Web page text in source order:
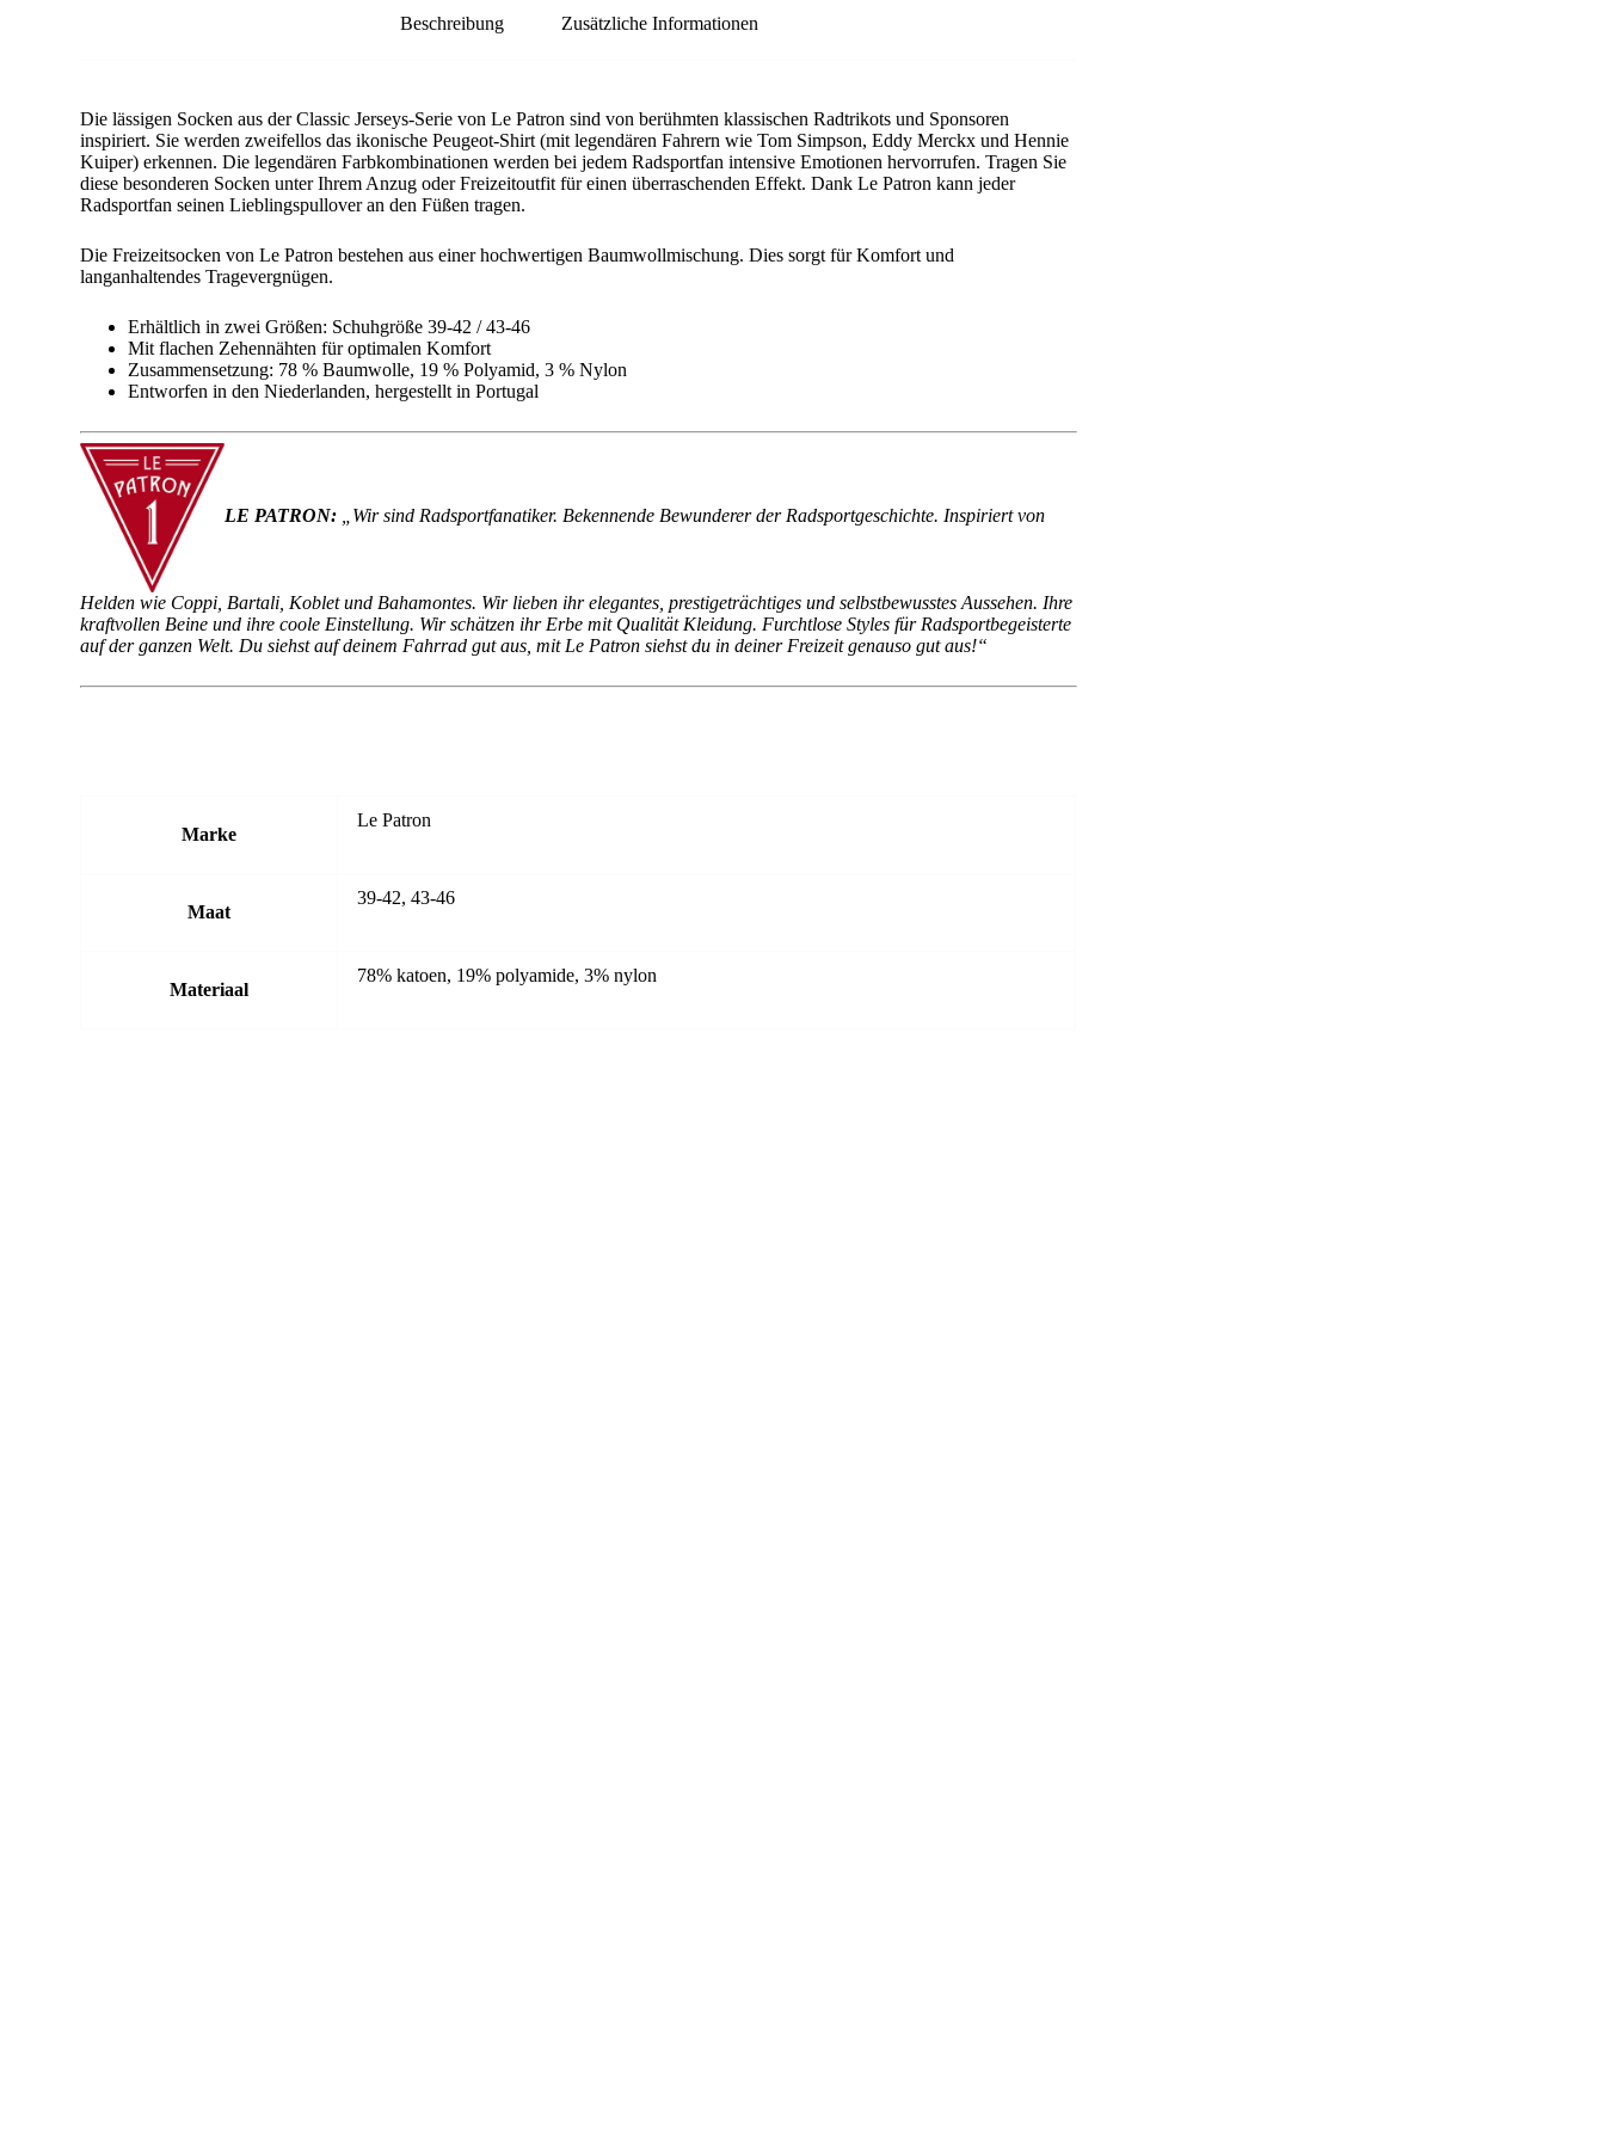
Beschreibung Zusätzliche Informationen
Die lässigen Socken aus der Classic Jerseys-Serie von Le Patron sind von berühmten klassischen Radtrikots und Sponsoren
inspiriert. Sie werden zweifellos das ikonische Peugeot-Shirt (mit legendären Fahrern wie Tom Simpson, Eddy Merckx und Hennie
Kuiper) erkennen. Die legendären Farbkombinationen werden bei jedem Radsportfan intensive Emotionen hervorrufen. Tragen Sie
diese besonderen Socken unter Ihrem Anzug oder Freizeitoutfit für einen überraschenden Effekt. Dank Le Patron kann jeder
Radsportfan seinen Lieblingspullover an den Füßen tragen.
Die Freizeitsocken von Le Patron bestehen aus einer hochwertigen Baumwollmischung. Dies sorgt für Komfort und
langanhaltendes Tragevergnügen.
Erhältlich in zwei Größen: Schuhgröße 39-42 / 43-46
Mit flachen Zehennähten für optimalen Komfort
Zusammensetzung: 78 % Baumwolle, 19 % Polyamid, 3 % Nylon
Entworfen in den Niederlanden, hergestellt in Portugal
LE PATRON: „Wir sind Radsportfanatiker. Bekennende Bewunderer der Radsportgeschichte. Inspiriert von
Helden wie Coppi, Bartali, Koblet und Bahamontes. Wir lieben ihr elegantes, prestigeträchtiges und selbstbewusstes Aussehen. Ihre
kraftvollen Beine und ihre coole Einstellung. Wir schätzen ihr Erbe mit Qualität Kleidung. Furchtlose Styles für Radsportbegeisterte
auf der ganzen Welt. Du siehst auf deinem Fahrrad gut aus, mit Le Patron siehst du in deiner Freizeit genauso gut aus!“
Marke
Le Patron
Maat
39-42, 43-46
Materiaal
78% katoen, 19% polyamide, 3% nylon